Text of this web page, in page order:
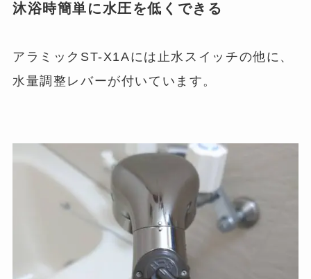
沐浴時簡単に水圧を低くできる
アラミックST-X1Aには止水スイッチの他に、
水量調整レバーが付いています。